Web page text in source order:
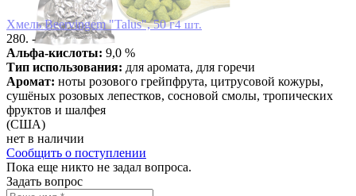
Хмель Beervingem "Talus", 50 г4 шт.
280. -
Альфа-кислоты: 9,0 %
Тип использования: для аромата, для горечи
Аромат: ноты розового грейпфрута, цитрусовой кожуры,
сушёных розовых лепестков, сосновой смолы, тропических
фруктов и шалфея
(США)
нет в наличии
Сообщить о поступлении
Пока еще никто не задал вопроса.
Задать вопрос